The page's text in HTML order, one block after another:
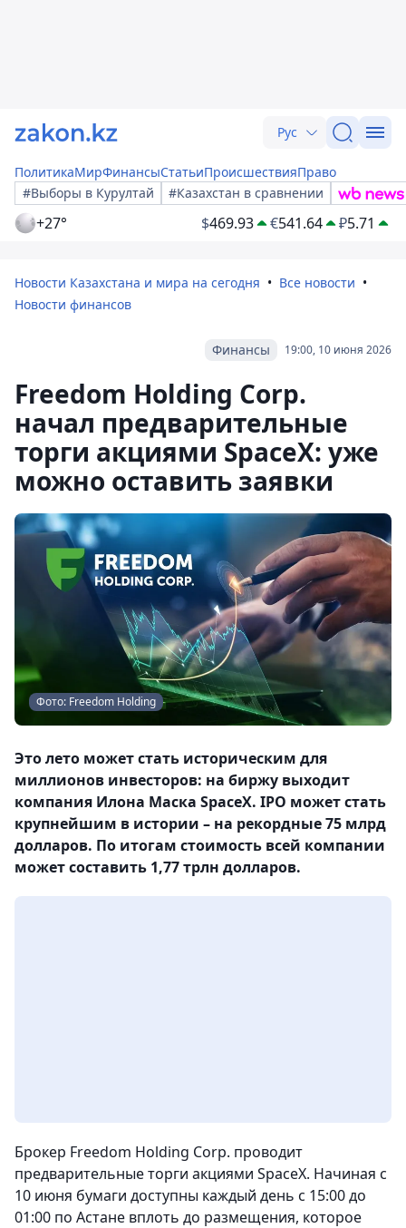
Рус
ПолитикаМирФинансыСтатьиПроисшествияПраво
#Выборы в Курултай
#Казахстан в сравнении
+27° $469.93 €541.64 ₽5.71
Новости Казахстана и мира на сегодня
Все новости
Новости финансов
19:00, 10 июня 2026
Финансы
Freedom Holding Corp.
начал предварительные
торги акциями SpaceX: уже
можно оставить заявки
Фото: Freedom Holding
Это лето может стать историческим для
миллионов инвесторов: на биржу выходит
компания Илона Маска SpaceX. IPO может стать
крупнейшим в истории – на рекордные 75 млрд
долларов. По итогам стоимость всей компании
может составить 1,77 трлн долларов.
Брокер Freedom Holding Corp. проводит
предварительные торги акциями SpaceX. Начиная с
10 июня бумаги доступны каждый день с 15:00 до
01:00 по Астане вплоть до размещения, которое